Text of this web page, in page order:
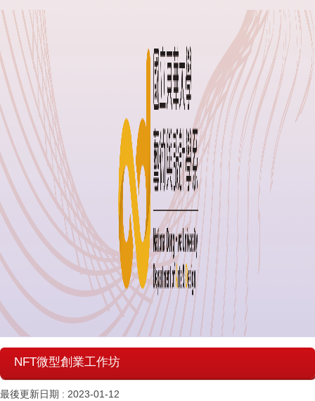
NFT微型創業工作坊
最後更新日期 : 2023-01-12